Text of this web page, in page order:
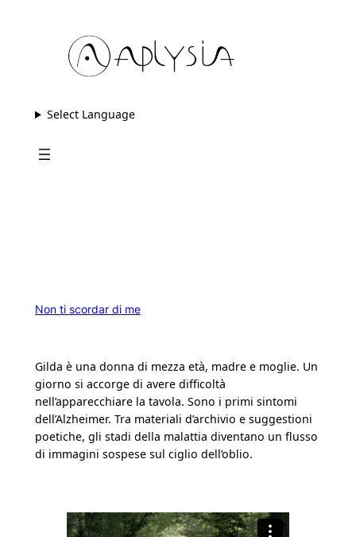
Select Language
Non ti scordar di me
Gilda è una donna di mezza età, madre e moglie. Un
giorno si accorge di avere difficoltà
nell’apparecchiare la tavola. Sono i primi sintomi
dell’Alzheimer. Tra materiali d’archivio e suggestioni
poetiche, gli stadi della malattia diventano un flusso
di immagini sospese sul ciglio dell’oblio.